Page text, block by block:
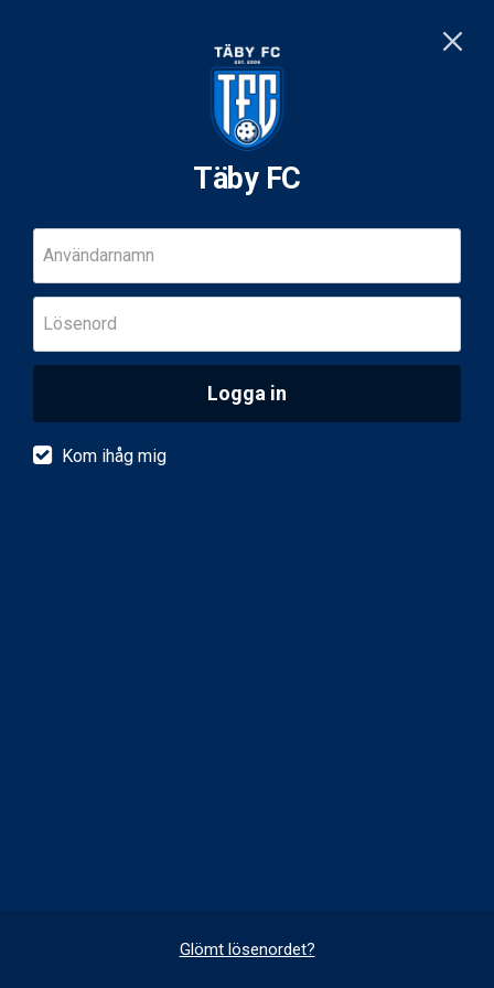
Täby FC
Användarnamn
Lösenord
Logga in
Kom ihåg mig
Glömt lösenordet?